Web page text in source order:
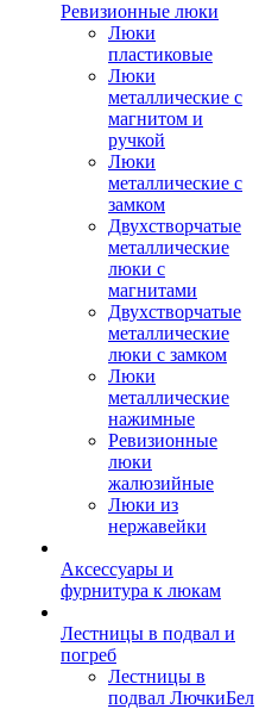
Ревизионные люки
Люки
пластиковые
Люки
металлические с
магнитом и
ручкой
Люки
металлические с
замком
Двухстворчатые
металлические
люки с
магнитами
Двухстворчатые
металлические
люки с замком
Люки
металлические
нажимные
Ревизионные
люки
жалюзийные
Люки из
нержавейки
Аксессуары и
фурнитура к люкам
Лестницы в подвал и
погреб
Лестницы в
подвал ЛючкиБел